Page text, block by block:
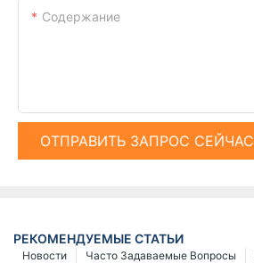
Содержание
ОТПРАВИТЬ ЗАПРОС СЕЙЧАС
РЕКОМЕНДУЕМЫЕ СТАТЬИ
Часто Задаваемые Вопросы
Новости